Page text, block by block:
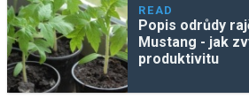
READ
Popis odrůdy
Mustang - jak
produktivitu